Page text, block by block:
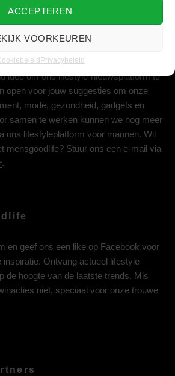
ACCEPTEREN
VOORKEUREN
Privacybeleid
idee om ons lifestyle-nieuwsplatform te
open voor jouw suggesties om onze
mode, gezondheid, gadgets en
samen te werken kunnen we nog meer
ons lifestyleplatform voor mannen. Wil
mensgoodlife? Stuur ons een e-mail via
.
en geef ons een like op Facebook voor
inspiratie. Ontvang actueel lifestyle
de hoogte van de laatste trends. Mis
niet, speciaal voor onze trouwe